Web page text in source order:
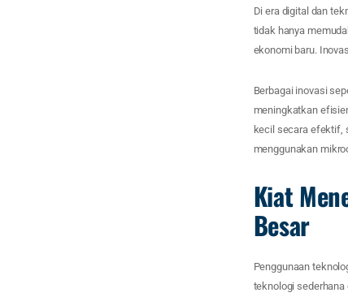
Di era digital dan
tidak hanya
ekonomi baru.
Berbagai inovasi
meningkatkan
kecil secara efektif,
menggunakan
Kiat
Besar
Penggunaan
teknologi